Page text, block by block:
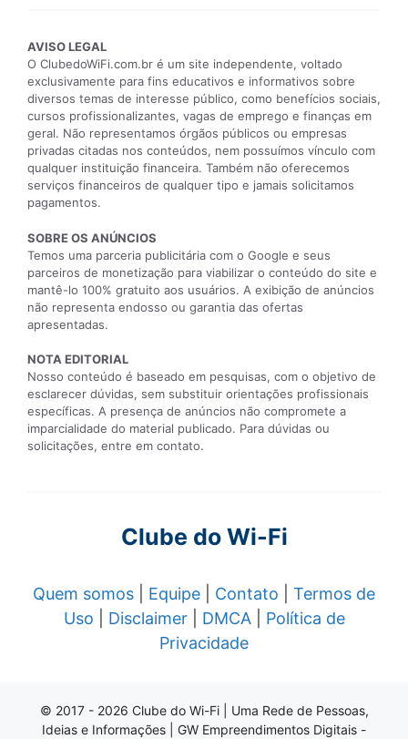
AVISO LEGAL
O ClubedoWiFi.com.br é um site independente, voltado
exclusivamente para fins educativos e informativos sobre
diversos temas de interesse público, como benefícios sociais,
cursos profissionalizantes, vagas de emprego e finanças em
geral. Não representamos órgãos públicos ou empresas
privadas citadas nos conteúdos, nem possuímos vínculo com
qualquer instituição financeira. Também não oferecemos
serviços financeiros de qualquer tipo e jamais solicitamos
pagamentos.
SOBRE OS ANÚNCIOS
Temos uma parceria publicitária com o Google e seus
parceiros de monetização para viabilizar o conteúdo do site e
mantê-lo 100% gratuito aos usuários. A exibição de anúncios
não representa endosso ou garantia das ofertas
apresentadas.
NOTA EDITORIAL
Nosso conteúdo é baseado em pesquisas, com o objetivo de
esclarecer dúvidas, sem substituir orientações profissionais
específicas. A presença de anúncios não compromete a
imparcialidade do material publicado. Para dúvidas ou
solicitações, entre em contato.
Clube do Wi-Fi
Quem somos Equipe Contato
Termos de
Uso
Disclaimer| DMCA| Política de
Privacidade
© 2017 - 2026 Clube do Wi-Fi | Uma Rede de Pessoas,
Ideias e Informações | GW Empreendimentos Digitais -